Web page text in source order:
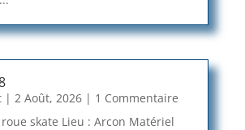
| 2 Août, 2026| 1 Commentaire
roue skate Lieu : Arcon Matériel